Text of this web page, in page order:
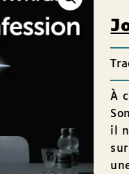
À
il